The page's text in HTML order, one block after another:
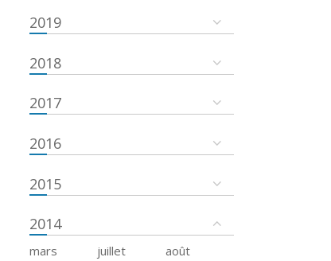
2019
2018
2017
2016
2015
2014
mars juillet
août